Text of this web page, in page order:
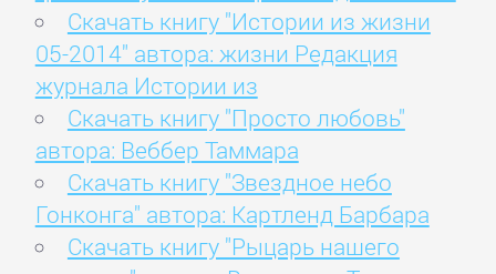
Скачать книгу "Истории из жизни
05-2014" автора: жизни Редакция
журнала Истории из
Скачать книгу "Просто любовь"
автора: Веббер Таммара
Скачать книгу "Звездное небо
Гонконга" автора: Картленд Барбара
Скачать книгу "Рыцарь нашего